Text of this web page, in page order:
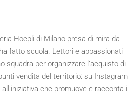
Hoepli di Milano presa di mira da
fatto scuola. Lettori e appassionati
squadra per organizzare l’acquisto di
vendita del territorio: su Instagram
che promuove e racconta i